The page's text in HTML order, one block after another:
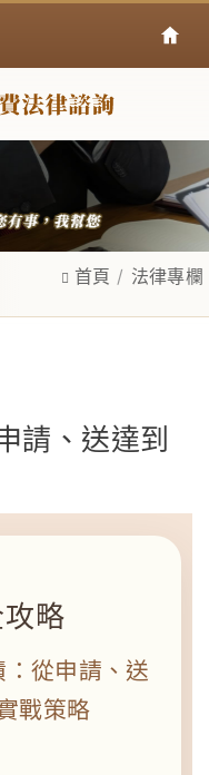
首頁 法律專欄
請、送達到
略
從申請、送
戰策略